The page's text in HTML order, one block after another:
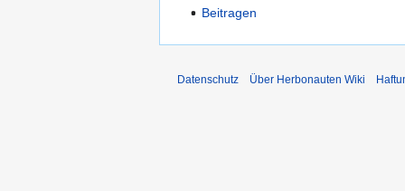
Beitragen
Datenschutz Über Herbonauten Wiki